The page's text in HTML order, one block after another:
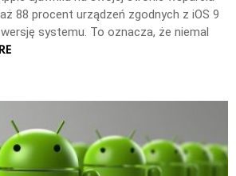
88 procent urządzeń zgodnych z iOS 9
systemu. To oznacza, że niemal